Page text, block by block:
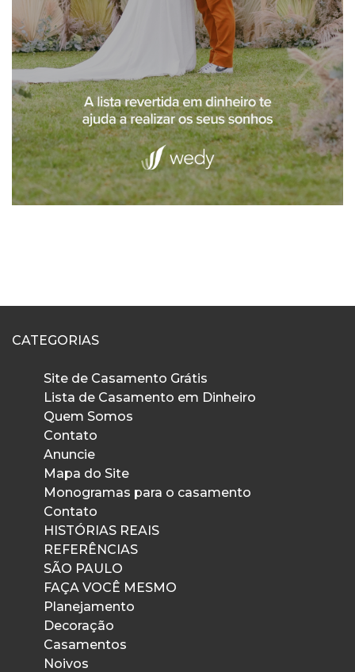
CATEGORIAS
Site de Casamento Grátis
Lista de Casamento em Dinheiro
Quem Somos
Contato
Anuncie
Mapa do Site
Monogramas para o casamento
Contato
HISTÓRIAS REAIS
REFERÊNCIAS
SÃO PAULO
FAÇA VOCÊ MESMO
Planejamento
Decoração
Casamentos
Noivos